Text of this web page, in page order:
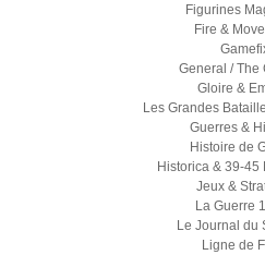
Figurines
Fire &
General / The
Gloire &
Les Grandes
Guerres &
Histoire de
Historica & 39-45
Jeux &
La Guerre
Le Journal du
Ligne de